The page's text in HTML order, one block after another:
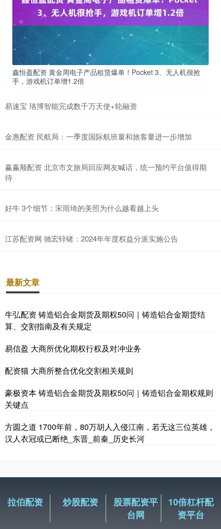
鑫恒盈配资 黄金周电子产品租赁爆单！Pocket 3、无人机很抢
手，游戏机订单增1.2倍
易速宝 珞博智能完成数千万天使+轮融资
金惠配资 民航局：一季度国际航班量和旅客量进一步增加
赢赢顺配资 北京市文旅局回应网友喊话，统一预约平台值得期
待
好牛 3个细节：宋雨琦的美照为什么越看越上头
江苏配资网 驰宏锌锗：2024年年度权益分派实施公告
最新文章
牛弘配资 铸造铝合金期货及期权50问｜铸造铝合金期货结
算、交割指南及有关规定
易信盈 大商所优化期权行权及对冲业务
配资猫 大商所整合优化交割相关规则
豪极资本 铸造铝合金期货及期权50问｜铸造铝合金期权规则
关键点
方圆之道 1700年前，80万胡人入侵江南，若无这三位英雄，
汉人衣冠或已断绝_东晋_前秦_历史长河
拉伯配资 炒股配资
股票配资平
台网
10倍杠杆配
资平台